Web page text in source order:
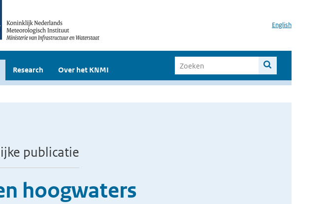
English
Research Over het KNMI
publicatie
hoogwaters